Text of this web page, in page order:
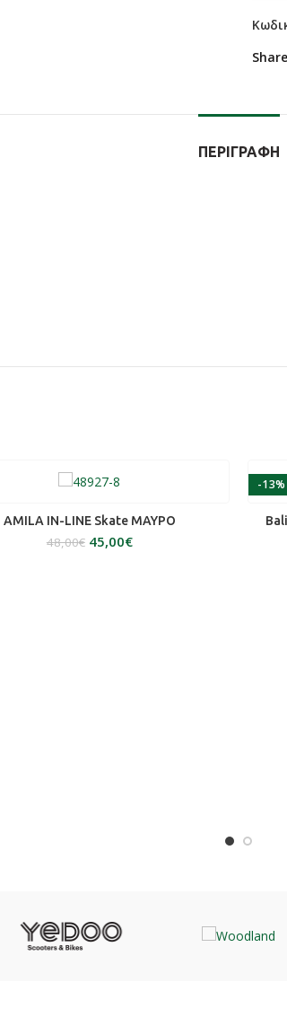
Share
ΠΕΡΙΓΡΑΦΉ
ΕΠΙΛΟΓΉ
AMILA IN-LINE Skate ΜΑΥΡΟ
48,00€ 45,00€
-13%